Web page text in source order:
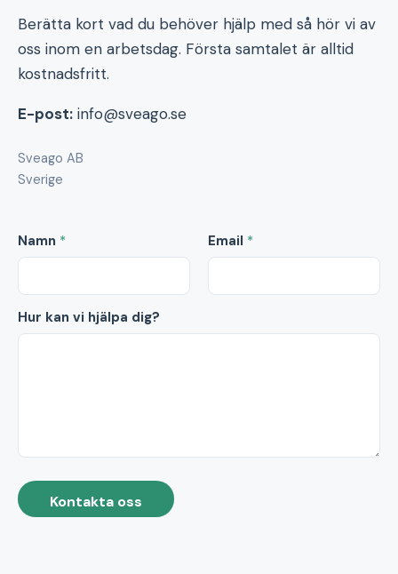
Berätta kort vad du behöver hjälp med så hör vi av
oss inom en arbetsdag. Första samtalet är alltid
kostnadsfritt.
E-post: info@sveago.se
Sveago AB
Sverige
Namn * Email *
Hur kan vi hjälpa dig?
Kontakta oss